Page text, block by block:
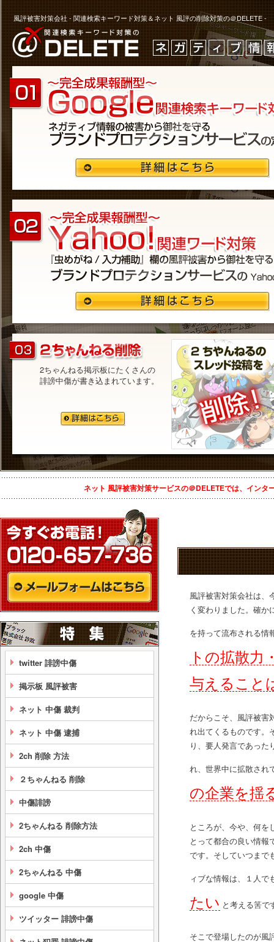
風評被害対策会社 - 関連検索キーワード対策＆ネット 風評の削除対策の＠DELETE -
2ちゃんねる掲示板にたくさんの
誹謗中傷が書き込まれています。
ネット 風評被害対策サービスの＠DELETEでは、イン
風評被害対策会社は、
く変わりました。確
を持って流布される情
トの拡散力
与えること
だからこそ、風評被害
れ出てくるものです。
り、要人発言であった
れ、世界中に拡散され
の企業を揺
ところが、今や、何を
とって都合の良い情報
です。そしていつまで
ィブな情報は、１人で
たい と考える筈で
そこで登場したのが風
twitter 誹謗中傷
掲示板 風評被害
ネット 中傷 裁判
ネット 中傷 逮捕
2ch 削除 方法
２ちゃんねる 削除
中傷誹謗
2ちゃんねる 削除方法
2ch 中傷
2ちゃんねる 中傷
google 中傷
ツイッター 誹謗中傷